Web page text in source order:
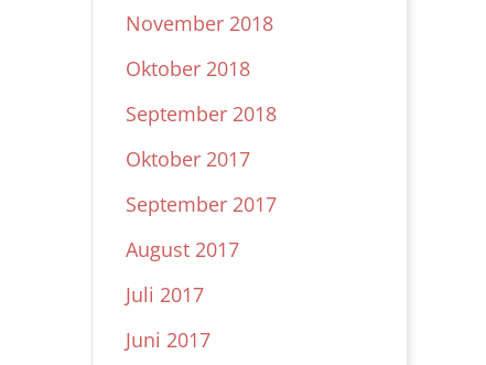
November 2018
Oktober 2018
September 2018
Oktober 2017
September 2017
August 2017
Juli 2017
Juni 2017